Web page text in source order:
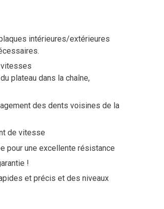
intérieures/extérieures
vitesses
plateau dans la chaîne,
des dents voisines de la
de vitesse
pour une excellente résistance
!
et précis et des niveaux